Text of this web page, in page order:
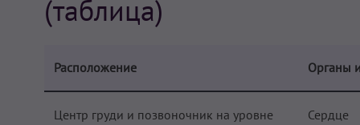
(таблица)
Расположение Органы
Центр груди и позвоночник на уровне
Сердце